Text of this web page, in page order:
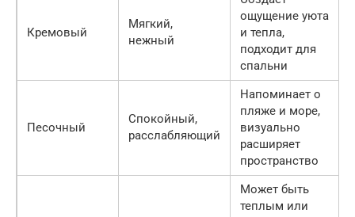
Кремовый
Мягкий,
нежный
ощущение уюта
и тепла,
подходит для
спальни
Песочный
Спокойный,
расслабляющий
Напоминает о
пляже и море,
визуально
расширяет
пространство
Может быть
теплым или